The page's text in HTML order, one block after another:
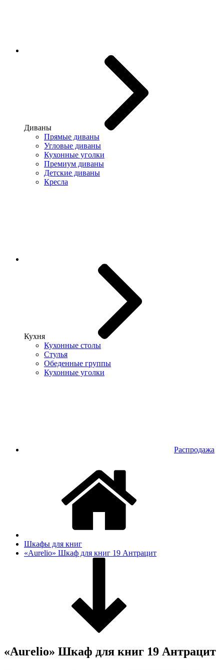
Диваны
Прямые диваны
Угловые диваны
Кухонные уголки
Премиум диваны
Детские диваны
Кресла
Кухня
Кухонные столы
Стулья
Обеденные группы
Кухонные уголки
Распродажа
Шкафы для книг
«Aurelio» Шкаф для книг 19 Антрацит
«Aurelio» Шкаф для книг 19 Антрацит